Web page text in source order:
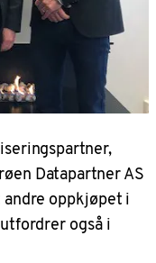
Datapartner AS
oppkjøpet i
også i